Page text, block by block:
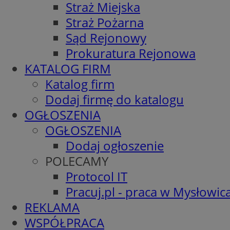
Straż Miejska
Straż Pożarna
Sąd Rejonowy
Prokuratura Rejonowa
KATALOG FIRM
Katalog firm
Dodaj firmę do katalogu
OGŁOSZENIA
OGŁOSZENIA
Dodaj ogłoszenie
POLECAMY
Protocol IT
Pracuj.pl - praca w
REKLAMA
WSPÓŁPRACA